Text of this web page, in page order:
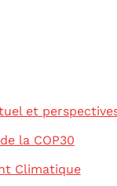
et
la COP30
Climatique